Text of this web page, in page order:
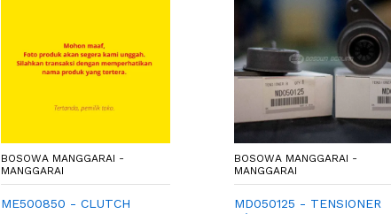
BOSOWA MANGGARAI -
MANGGARAI
ME500850 - CLUTCH
BOSOWA MANGGARAI -
MANGGARAI
MD050125 - TENSIONER